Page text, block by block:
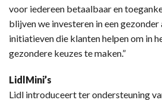
voor iedereen betaalbaar en
blijven we investeren in een
initiatieven die klanten helpen om in
gezondere keuzes te maken.”
LidlMini’s
Lidl introduceert ter ondersteuning